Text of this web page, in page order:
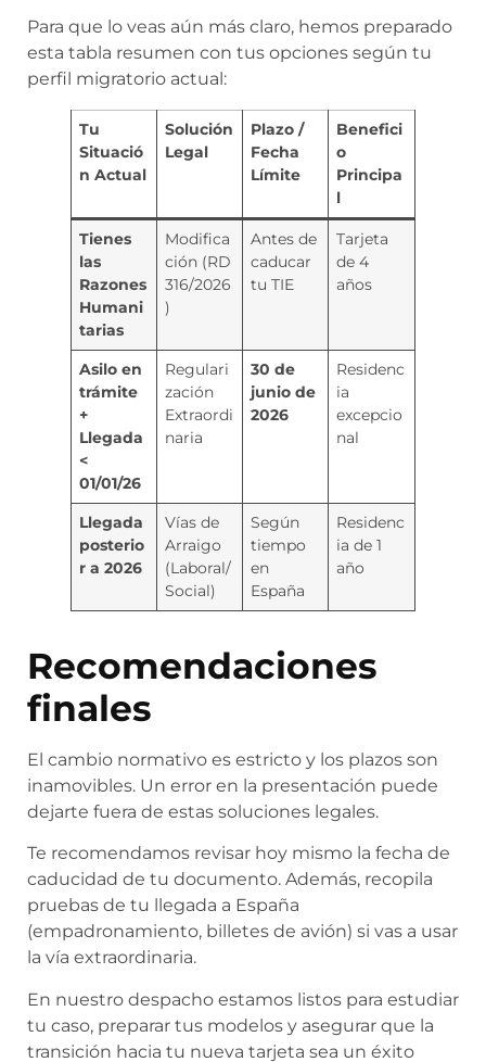
Para que lo veas aún más claro, hemos preparado
esta tabla resumen con tus opciones según tu
perfil migratorio actual:
Tu
Situació
n Actual
Solución
Legal
Plazo /
Fecha
Límite
Benefici
o
Principa
l
Tienes
las
Razones
Humani
tarias
Modifica
ción (RD
316/2026
)
Antes de
caducar
tu TIE
Tarjeta
de 4
años
Asilo en
trámite
+
Llegada
<
01/01/26
Regulari
zación
Extraordi
naria
30 de
junio de
2026
Residenc
ia
excepcio
nal
Llegada
posterio
r a 2026
Vías de
Arraigo
(Laboral/
Social)
Según
tiempo
en
España
Residenc
ia de 1
año
Recomendaciones
finales
El cambio normativo es estricto y los plazos son
inamovibles. Un error en la presentación puede
dejarte fuera de estas soluciones legales.
Te recomendamos revisar hoy mismo la fecha de
caducidad de tu documento. Además, recopila
pruebas de tu llegada a España
(empadronamiento, billetes de avión) si vas a usar
la vía extraordinaria.
En nuestro despacho estamos listos para estudiar
tu caso, preparar tus modelos y asegurar que la
transición hacia tu nueva tarjeta sea un éxito